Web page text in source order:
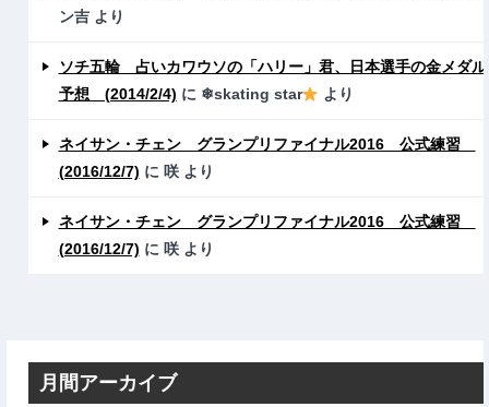
ン吉より
ソチ五輪 占いカワウソの「ハリー」君、日本選手の金メダル
予想 (2014/2/4) に ❄skating star より
ネイサン・チェン グランプリファイナル2016 公式練習
(2016/12/7) に 咲より
ネイサン・チェン グランプリファイナル2016 公式練習
(2016/12/7) に 咲より
月間アーカイブ